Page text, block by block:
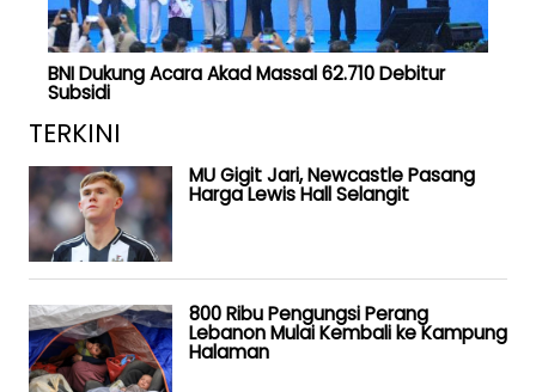
BNI Dukung Acara Akad Massal 62.710 Debitur
Subsidi
TERKINI
MU Gigit Jari, Newcastle Pasang
Harga Lewis Hall Selangit
800 Ribu Pengungsi Perang
Lebanon Mulai Kembali ke Kampung
Halaman